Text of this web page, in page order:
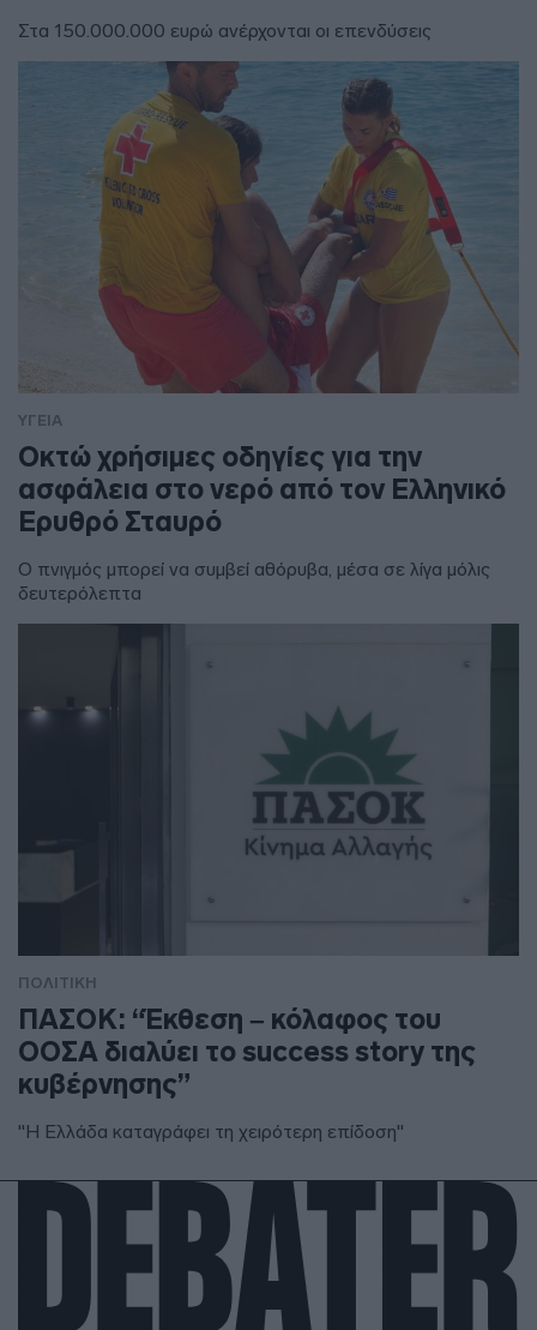
Στα 150.000.000 ευρώ ανέρχονται οι επενδύσεις
ΥΓΕΙΑ
Οκτώ χρήσιμες οδηγίες για την
ασφάλεια στο νερό από τον Ελληνικό
Ερυθρό Σταυρό
Ο πνιγμός μπορεί να συμβεί αθόρυβα, μέσα σε λίγα μόλις
δευτερόλεπτα
ΠΟΛΙΤΙΚΗ
ΠΑΣΟΚ: “Έκθεση – κόλαφος του
ΟΟΣΑ διαλύει το success story της
κυβέρνησης”
"Η Ελλάδα καταγράφει τη χειρότερη επίδοση"